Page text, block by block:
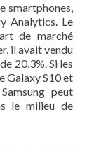
smartphones,
Analytics. Le
de marché
il avait vendu
20,3%. Si les
Galaxy S10 et
peut
le milieu de